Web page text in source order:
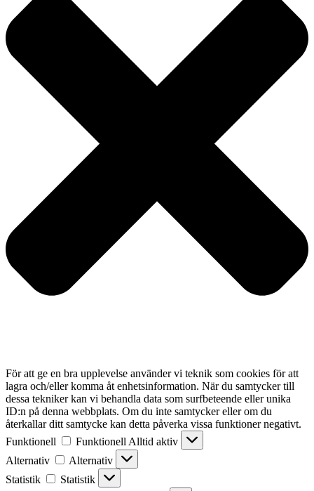
För att ge en bra upplevelse använder vi teknik som cookies för att
lagra och/eller komma åt enhetsinformation. När du samtycker till
dessa tekniker kan vi behandla data som surfbeteende eller unika
ID:n på denna webbplats. Om du inte samtycker eller om du
återkallar ditt samtycke kan detta påverka vissa funktioner negativt.
Funktionell
Funktionell Alltid aktiv
Alternativ
Alternativ
Statistik
Statistik